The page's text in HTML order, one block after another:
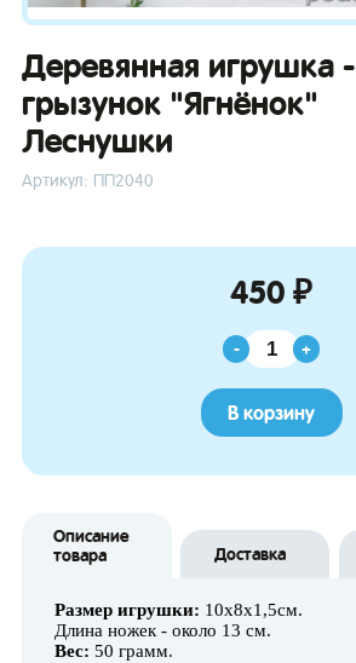
Деревянная игрушка -
грызунок "Ягнёнок"
Леснушки
Артикул: ПП2040
450 ₽
- +
В корзину
Описание
товара
Доставка
Размер игрушки: 10х8х1,5см.
Длина ножек - около 13 см.
Вес: 50 грамм.